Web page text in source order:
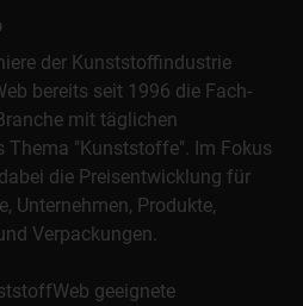
der Kunststoffindustrie
bereits seit 1996 die Fach-
mit täglichen
Thema "Kunststoffe". Im Fokus
die Preisentwicklung für
Unternehmen, Produkte,
Verpackungen.
geeignete